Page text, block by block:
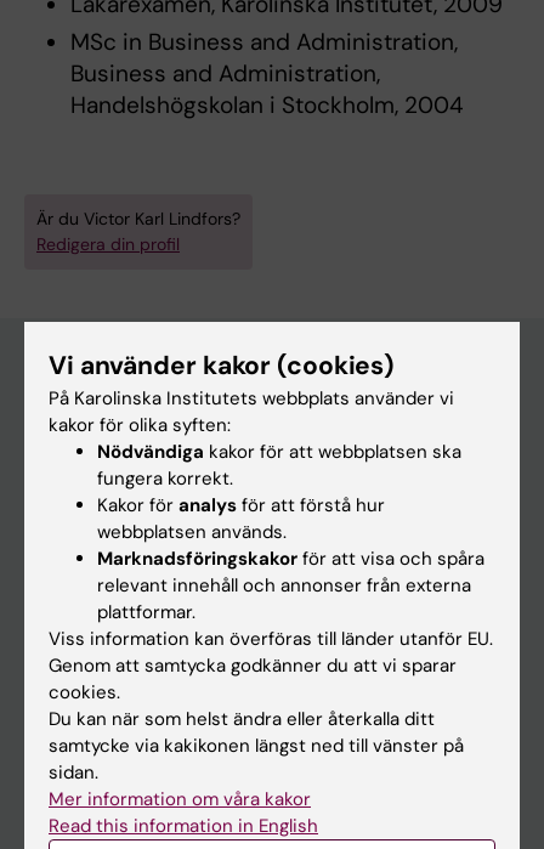
MSc in Business and Administration,
Business and Administration,
Handelshögskolan i Stockholm, 2004
Är du Victor Karl Lindfors?
Redigera din profil
Huvudmeny
Utbildning
Forskarutbildning
Forskning
På gång
Nyheter
Kalender
Student
Ladok
Vi använder kakor (cookies)
På Karolinska Institutets webbplats använder vi
kakor för olika syften:
Nödvändiga kakor för att webbplatsen ska
fungera korrekt.
Kakor för analys för att förstå hur
webbplatsen används.
Marknadsföringskakor för att visa och spåra
relevant innehåll och annonser från externa
plattformar.
Viss information kan överföras till länder utanför EU.
Genom att samtycka godkänner du att vi sparar
cookies.
Du kan när som helst ändra eller återkalla ditt
samtycke via kakikonen längst ned till vänster på
sidan.
Mer information om våra kakor
Read this information in English